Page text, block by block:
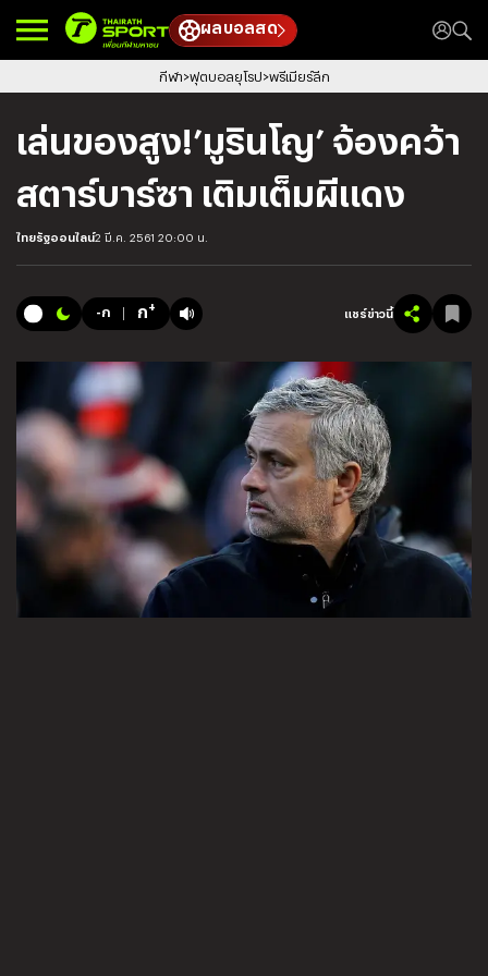
ผลบอลสด
กีฬา ฟุตบอลยุโรป พรีเมียร์ลีก
เล่นของสูง!’มูรินโญ’ จ้องคว้า
สตาร์บาร์ซา เติมเต็มผีแดง
ไทยรัฐออนไลน์2 มี.ค. 2561 20:00 น.
-ก ก+ แชร์ข่าวนี้